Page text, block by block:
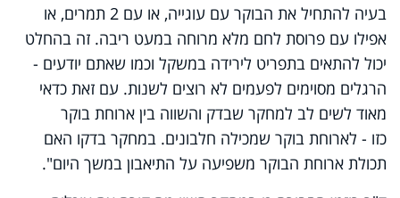
בעיה להתחיל את הבוקר עם עוגייה, או עם 2 תמרים, או
אפילו עם פרוסת לחם מלא מרוחה במעט ריבה. זה בהחלט
יכול להתאים בתפריט לירידה במשקל וכמו שאתם יודעים -
הרגלים מסוימים לפעמים לא רוצים לשנות. עם זאת כדאי
מאוד לשים לב למחקר שבדק והשווה בין ארוחת בוקר
כזו - לארוחת בוקר שמכילה חלבונים. במחקר בדקו האם
תכולת ארוחת הבוקר משפיעה על התיאבון במשך היום".